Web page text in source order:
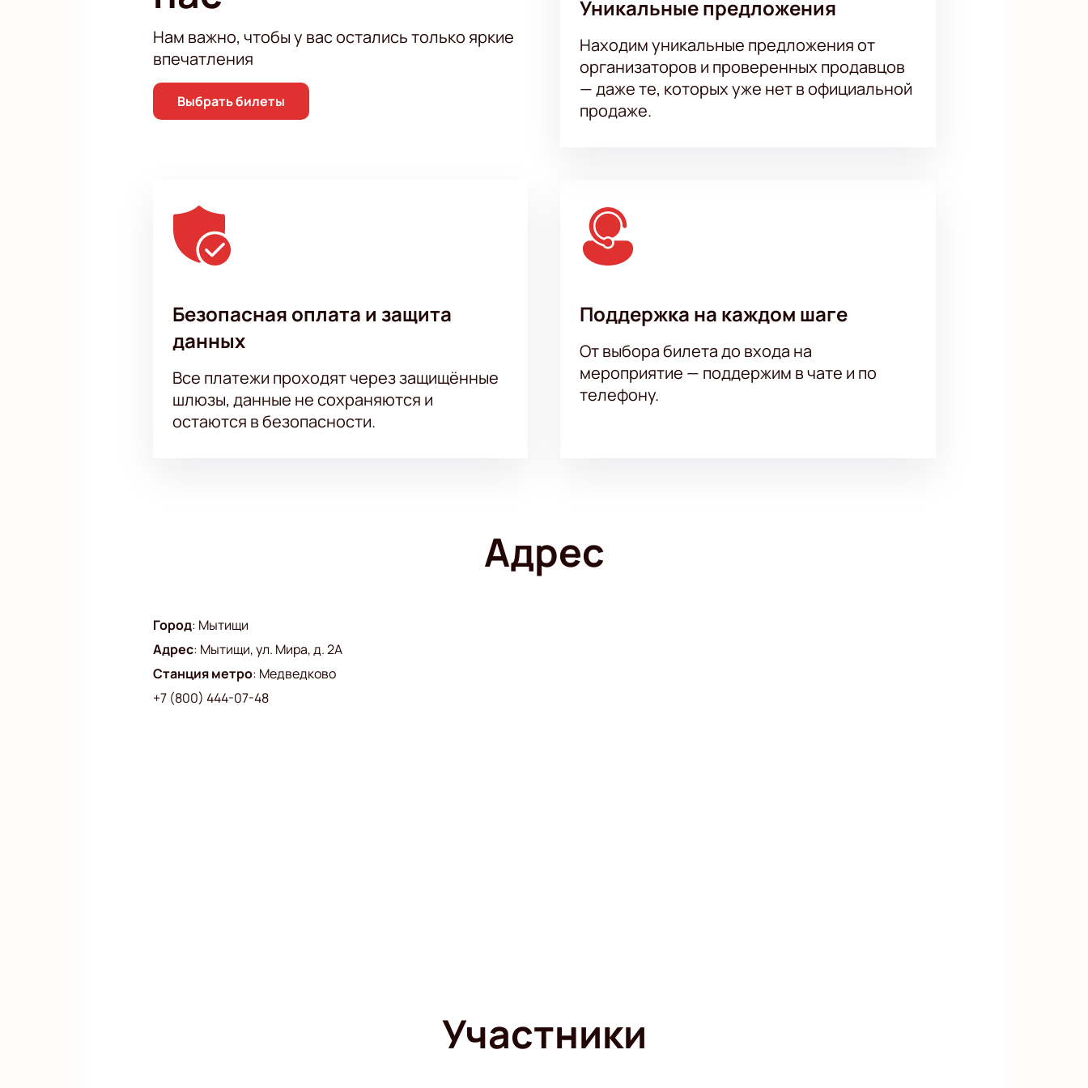
Менеджер поможет выбрать места и ответит на вопросы;
Можно забронировать билет по телефону;
Схема зала поможет выбрать подходящую позицию;
Нам важно, чтобы у вас остались только яркие
впечатления
Выбрать билеты
Уникальные предложения
Находим уникальные предложения от
организаторов и проверенных продавцов
— даже те, которых уже нет в официальной
продаже.
Безопасная оплата и защита
данных
Все платежи проходят через защищённые
шлюзы, данные не сохраняются и
остаются в безопасности.
Поддержка на каждом шаге
От выбора билета до входа на
мероприятие — поддержим в чате и по
телефону.
Адрес
Город: Мытищи
Адрес: Мытищи, ул. Мира, д. 2А
Станция метро: Медведково
+7 (800) 444-07-48
Участники